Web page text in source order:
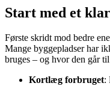
Start med et
Første skridt mod bedre
Mange byggepladser har
bruges – og hvor den går
Kortlæg forbruget: